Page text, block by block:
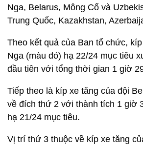
Nga, Belarus, Mông Cổ và
Trung Quốc, Kazakhstan,
Theo kết quả của Ban tổ chức,
Nga (màu đỏ) hạ 22/24 mục tiêu
đầu tiên với tổng thời gian 1 giờ
Tiếp theo là kíp xe tăng của đội
về đích thứ 2 với thành tích 1 giờ
hạ 21/24 mục tiêu.
Vị trí thứ 3 thuộc về kíp xe tăng